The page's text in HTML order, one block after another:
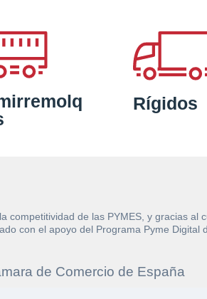
Rígidos
de las PYMES, y gracias al
con el apoyo del Programa Pyme Digital